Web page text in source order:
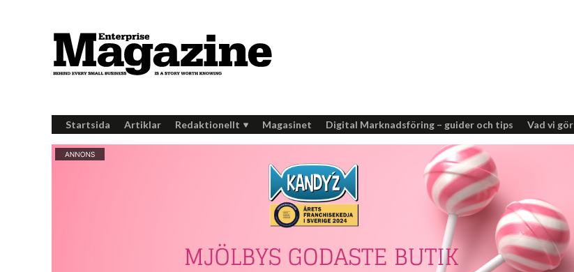
Startsida Artiklar Redaktionellt Magasinet Digital Marknadsföring – guider och tips Vad vi gör